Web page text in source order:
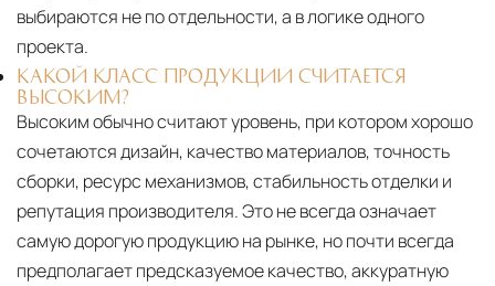
выбираются не по отдельности, а в логике одного
проекта.
КАКОЙ КЛАСС ПРОДУКЦИИ СЧИТАЕТСЯ
ВЫСОКИМ?
Высоким обычно считают уровень, при котором хорошо
сочетаются дизайн, качество материалов, точность
сборки, ресурс механизмов, стабильность отделки и
репутация производителя. Это не всегда означает
самую дорогую продукцию на рынке, но почти всегда
предполагает предсказуемое качество, аккуратную